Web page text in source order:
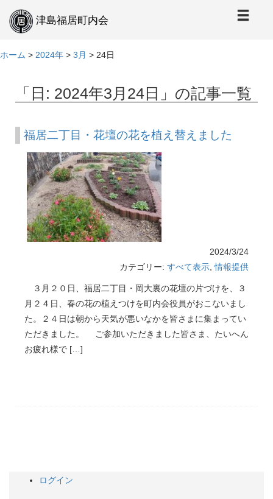
津島福居町内会
ホーム > 2024年 > 3月 > 24日
「日: 2024年3月24日 」の記事一覧
福居二丁目・花壇の花を植え替えました
2024/3/24
カテゴリー: すべて表示 ,情報提供
３月２０日、福居二丁目・岡大裏の花壇の片づけを、３
月２４日、春の花の植えつけを町内会役員がおこないまし
た。２４日は朝から天気が悪いなかを皆さまに集まってい
ただきました。 ご参加いただきました皆さま、たいへん
お疲れ様で […]
ログイン